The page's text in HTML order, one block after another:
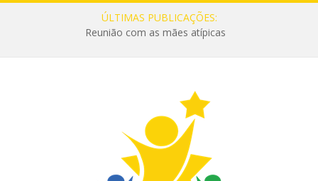
ÚLTIMAS PUBLICAÇÕES:
Reunião com as mães atípicas